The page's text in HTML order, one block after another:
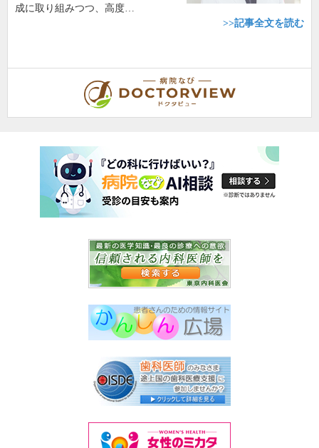
成に取り組みつつ、高度…
>>記事全文を読む